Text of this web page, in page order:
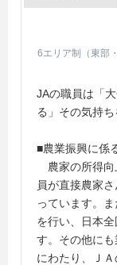
6エリア制（東部
JAの職員は「
る」その気持
■農業振興に係
農家の所得向
員が直接農家
っています。
を行い、日本
す。その他に
にわたり、Ｊ